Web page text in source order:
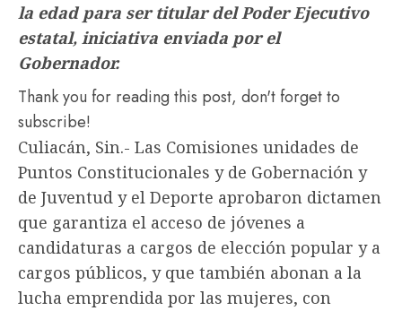
la edad para ser titular del Poder Ejecutivo
estatal, iniciativa enviada por el
Gobernador.
Thank you for reading this post, don't forget to
subscribe!
Culiacán, Sin.- Las Comisiones unidades de
Puntos Constitucionales y de Gobernación y
de Juventud y el Deporte aprobaron dictamen
que garantiza el acceso de jóvenes a
candidaturas a cargos de elección popular y a
cargos públicos, y que también abonan a la
lucha emprendida por las mujeres, con